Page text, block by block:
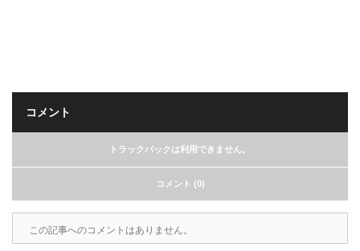
コメント
トラックバックは利用できません。
コメント (0)
この記事へのコメントはありません。